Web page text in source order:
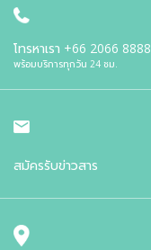
โทรหาเรา +66 2066 8888
พร้อมบริการทุกวัน 24 ชม.
สมัครรับข่าวสาร